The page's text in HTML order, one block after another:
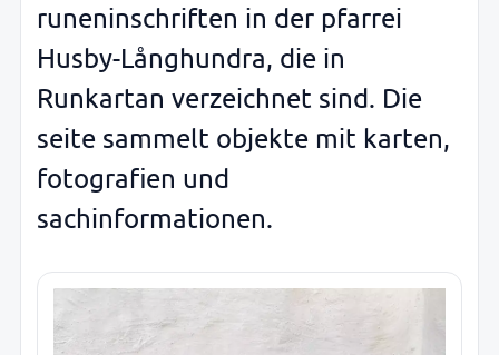
runeninschriften in der pfarrei
Husby-Långhundra, die in
Runkartan verzeichnet sind. Die
seite sammelt objekte mit karten,
fotografien und
sachinformationen.